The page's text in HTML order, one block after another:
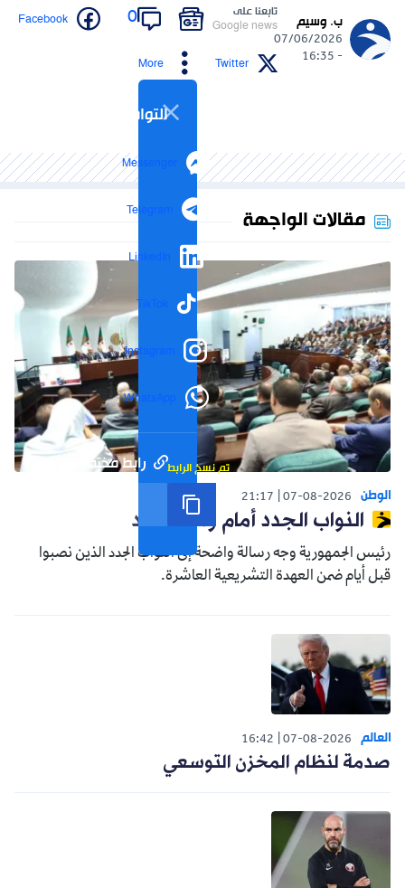
ب. وسيم
07/06/2026
- 16:35
تابعنا على
Google news
0
Facebook
Twitter
More
التواصل الاجتماعي
Messenger
Telegram
LinkedIn
TikTok
Instagram
WhatsApp
رابط مختصر تم نسخ الرابط
مقالات الواجهة
الوطن 07-08-2026
21:17
النواب الجدد أمام واقع جديد
رئيس الجمهورية وجه رسالة واضحة إلى النواب الجدد الذين نصبوا
قبل أيام ضمن العهدة التشريعية العاشرة.
العالم 07-08-2026
16:42
صدمة لنظام المخزن التوسعي